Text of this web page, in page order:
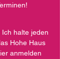
halte jeden
Hohe Haus
anmelden